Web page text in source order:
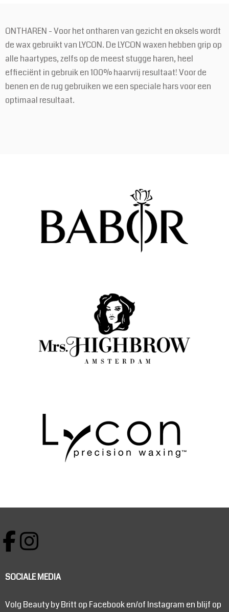
ONTHAREN - Voor het ontharen van gezicht en oksels wordt
de wax gebruikt van LYCON. De LYCON waxen hebben grip op
alle haartypes, zelfs op de meest stugge haren, heel
effieciënt in gebruik en 100% haarvrij resultaat! Voor de
benen en de rug gebruiken we een speciale hars voor een
optimaal resultaat.
SOCIALE MEDIA
Volg Beauty by Britt op Facebook en/of Instagram en blijf op